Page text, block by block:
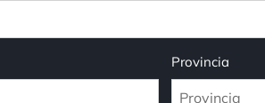
Provincia